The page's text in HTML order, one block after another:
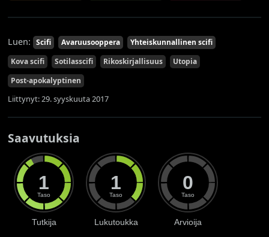
Luen: Scifi Avaruusooppera
Yhteiskunnallinen scifi
Kova scifi
Sotilasscifi Rikoskirjallisuus
Utopia
Post-apokalyptinen
Liittynyt: 29. syyskuuta 2017
Saavutuksia
1
Taso
Tutkija
1
Taso
Lukutoukka
0
Taso
Arvioija